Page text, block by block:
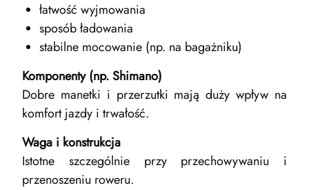
łatwość wyjmowania
sposób ładowania
stabilne mocowanie (np. na bagażniku)
Komponenty (np. Shimano)
Dobre manetki i przerzutki mają duży wpływ na
komfort jazdy i trwałość.
Waga i konstrukcja
Istotne szczególnie przy przechowywaniu i
przenoszeniu roweru.